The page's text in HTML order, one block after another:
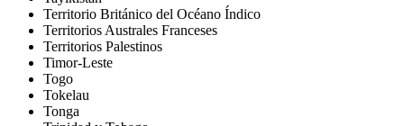
Territorio Británico del Océano Índico
Territorios Australes Franceses
Territorios Palestinos
Timor-Leste
Togo
Tokelau
Tonga